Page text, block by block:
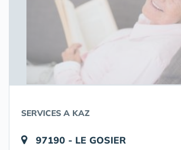
SERVICES A KAZ
97190 - LE GOSIER